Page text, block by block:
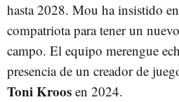
hasta 2028. Mou ha insistido
compatriota para tener un
campo. El equipo merengue
presencia de un creador de
Toni Kroos en 2024.